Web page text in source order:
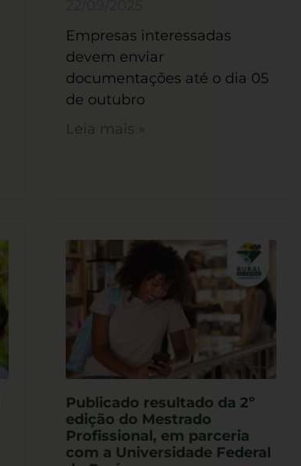
Empresas interessadas
devem enviar
documentações até o dia 05
de outubro
Leia mais »
Publicado resultado da 2º
edição do Mestrado
Profissional, em parceria
com a Universidade Federal